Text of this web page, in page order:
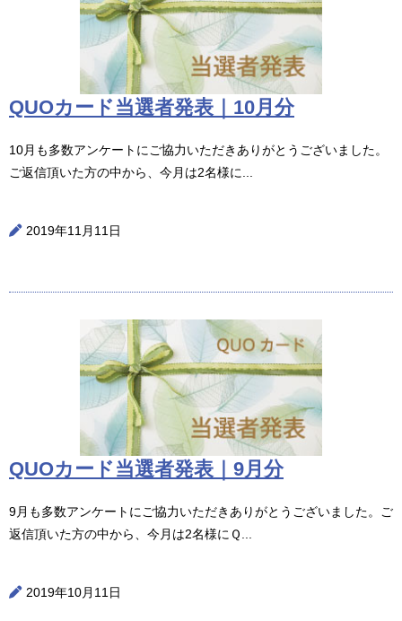
QUOカード当選者発表｜10月分
10月も多数アンケートにご協力いただきありがとうございました。
ご返信頂いた方の中から、今月は2名様に...
2019年11月11日
QUOカード当選者発表｜9月分
9月も多数アンケートにご協力いただきありがとうございました。ご
返信頂いた方の中から、今月は2名様にＱ...
2019年10月11日